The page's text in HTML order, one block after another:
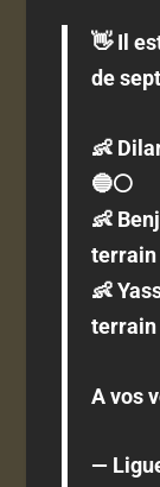
👋 Il
de
👶
🔵⚪️
👶
terrain
👶
A vos
—